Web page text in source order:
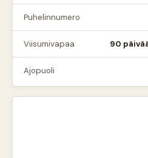
Puhelinnumero
Viisumivapaa 90
Ajopuoli